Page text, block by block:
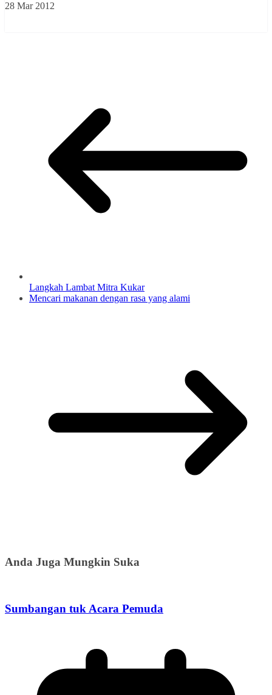
28 Mar 2012
Langkah Lambat Mitra Kukar
Mencari makanan dengan rasa yang alami
Anda Juga Mungkin Suka
Sumbangan tuk Acara Pemuda